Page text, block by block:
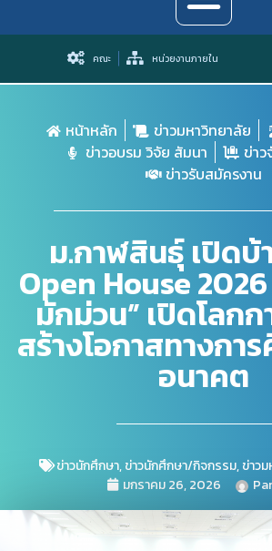
คณะ หน่วยงานภายใน
หน้าหลัก ข่าวมหาวิทยาลัย
ข่าวอบรม วิจัย สัมนา
ข่า
ข่าวรับสมัครงาน
ม.กาฬสินธุ์ เปิดบ้
Open House
มักม่วน” เปิดโลกก
สร้างโอกาสทางกา
อนาคต
ข่าวนักศึกษา,ข่าวนักศึกษา/กิจกรรม,ข่าว
มกราคม 26, 2026